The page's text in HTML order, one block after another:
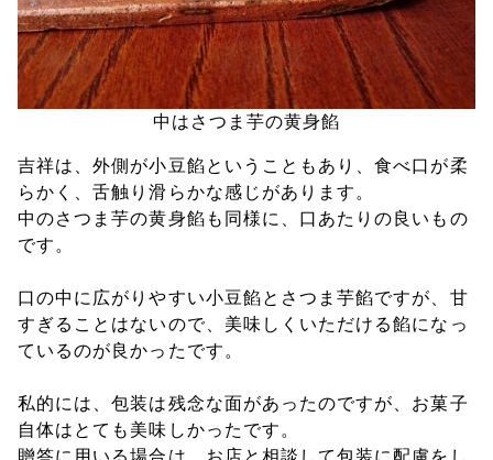
中はさつま芋の黄身餡
吉祥は、外側が小豆餡ということもあり、食べ口が柔
らかく、舌触り滑らかな感じがあります。
中のさつま芋の黄身餡も同様に、口あたりの良いもの
です。
口の中に広がりやすい小豆餡とさつま芋餡ですが、甘
すぎることはないので、美味しくいただける餡になっ
ているのが良かったです。
私的には、包装は残念な面があったのですが、お菓子
自体はとても美味しかったです。